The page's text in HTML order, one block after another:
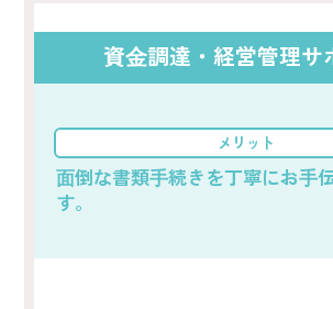
資⾦調達・経営管理サ
メリット
⾯倒な書類⼿続きを丁寧にお⼿
す。